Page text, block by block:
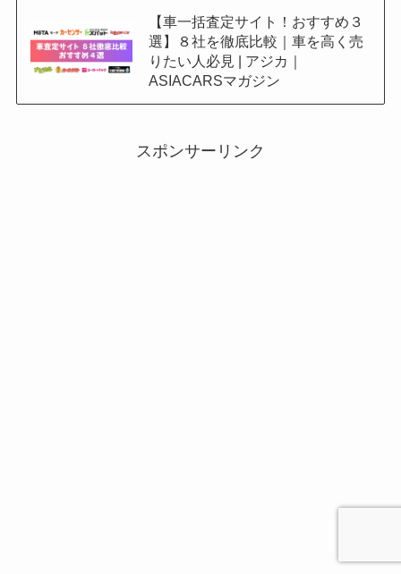
【車一括査定サイト！おすすめ３
選】８社を徹底比較｜車を高く売
りたい人必見 | アジカ｜
ASIACARSマガジン
スポンサーリンク